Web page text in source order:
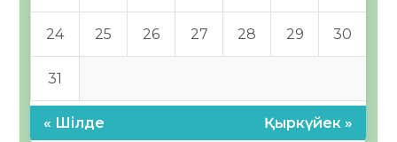
24 25 26 27 28 29 30
31
« Шілде Қыркүйек »